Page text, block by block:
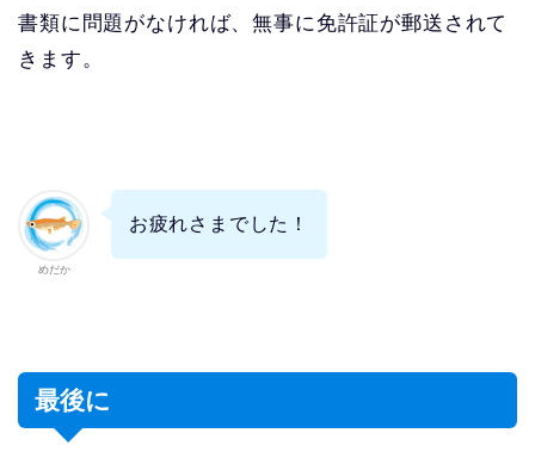
書類に問題がなければ、無事に免許証が郵送されて
きます。
めだか
お疲れさまでした！
最後に